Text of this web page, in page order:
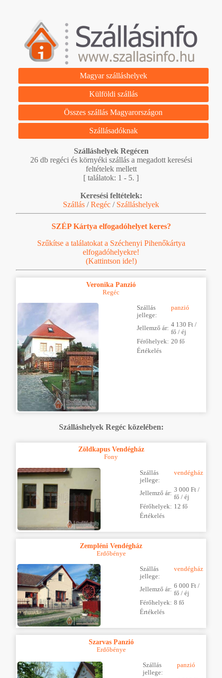
Magyar szálláshelyek
Külföldi szállás
Összes szállás Magyarországon
Szállásadóknak
Szálláshelyek Regécen
26 db regéci és környéki szállás a megadott keresési
feltételek mellett
[ találatok: 1 - 5. ]
Keresési feltételek:
Szállás /Regéc / Szálláshelyek
SZÉP Kártya elfogadóhelyet keres?
Szűkítse a találatokat a Széchenyi Pihenőkártya
elfogadóhelyekre!
(Kattintson ide!)
Veronika Panzió
Regéc
Szállás
jellege:
panzió
Jellemző ár: 4 130 Ft /
fő / éj
Férőhelyek: 20 fő
Értékelés
Szálláshelyek Regéc közelében:
Zöldkapus Vendégház
Fony
Szállás
jellege:
vendégház
Jellemző ár: 3 000 Ft /
fő / éj
Férőhelyek: 12 fő
Értékelés
Zempléni Vendégház
Erdőbénye
Szállás
jellege:
vendégház
Jellemző ár: 6 000 Ft /
fő / éj
Férőhelyek: 8 fő
Értékelés
Szarvas Panzió
Erdőbénye
Szállás
jellege:
panzió